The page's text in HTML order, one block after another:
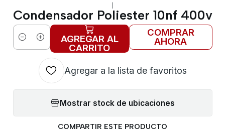
|
Condensador Poliester 10nf 400v
Cantidad AGREGAR AL
CARRITO
COMPRAR
AHORA
Agregar a la lista de favoritos
Mostrar stock de ubicaciones
COMPARTIR ESTE PRODUCTO